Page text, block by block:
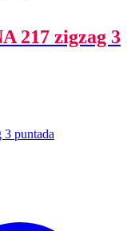
217 zigzag 3
puntada